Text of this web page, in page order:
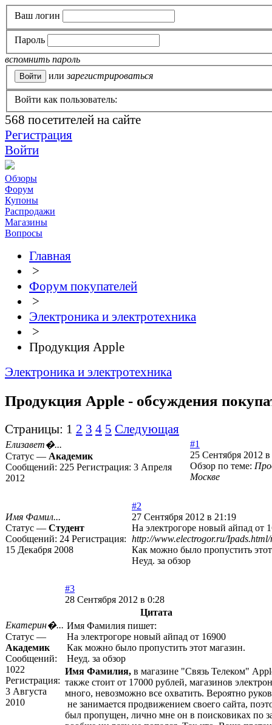
Ваш логин
Пароль
вспомнить пароль
или зарегистрироваться
Войти как пользователь:
568 посетителей на сайте
Регистрация
Войти
Обзоры
Форум
Купоны
Распродажи
Магазины
Вопросы
Главная
>
Форум покупателей
>
Электроника и электротехника
>
Продукция Apple
Электроника и электротехника
Продукция Apple - обсуждения
Страницы: 1 2 3 4 5 Следующая
Елизавет�...
Статус — Академик
Сообщений: 225 Регистрация: 3 Апреля
2012
#1
25 Сентября 2012
Обзор по теме:
Москве
Имя Фамил...
Статус — Студент
Сообщений: 24 Регистрация:
15 Декабря 2008
#2
27 Сентября 2012 в 21:19
На электрогоре новый айпад от
http://www.electrogor.ru/
Как можно было пропустить
Неуд. за обзор
Екатерин�...
Статус —
Академик
Сообщений:
1022
Регистрация:
3 Августа
2010
#3
28 Сентября 2012 в 0:28
Цитата
Имя Фамилия пишет:
На электрогоре новый айпад от 16900
Как можно было пропустить этот магазин.
Неуд. за обзор
Имя Фамилия, в магазине "Связь Телеком"
также стоит от 17000 рублей, магазинов
много, невозможно все охватить. Вероятно
не занимается продвижением своего сайта,
был пропущен, лично мне он в поисковиках по